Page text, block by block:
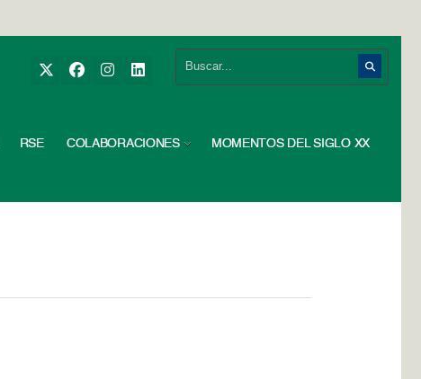
RSE COLABORACIONES MOMENTOS DEL SIGLO XX